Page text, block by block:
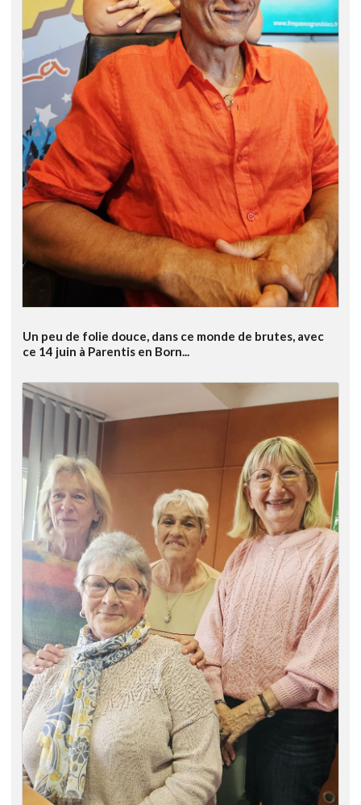
Un peu de folie douce, dans ce monde de brutes, avec
ce 14 juin à Parentis en Born...